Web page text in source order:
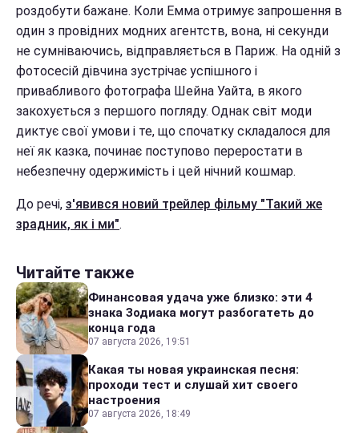
роздобути бажане. Коли Емма отримує запрошення в
один з провідних модних агентств, вона, ні секунди
не сумніваючись, відправляється в Париж. На одній з
фотосесій дівчина зустрічає успішного і
привабливого фотографа Шейна Уайта, в якого
закохується з першого погляду. Однак світ моди
диктує свої умови і те, що спочатку складалося для
неї як казка, починає поступово переростати в
небезпечну одержимість і цей нічний кошмар.
До речі, з'явився новий трейлер фільму "Такий же
зрадник, як і ми".
Читайте также
Финансовая удача уже близко: эти 4
знака Зодиака могут разбогатеть до
конца года
07 августа 2026, 19:51
Какая ты новая украинская песня:
проходи тест и слушай хит своего
настроения
07 августа 2026, 18:49